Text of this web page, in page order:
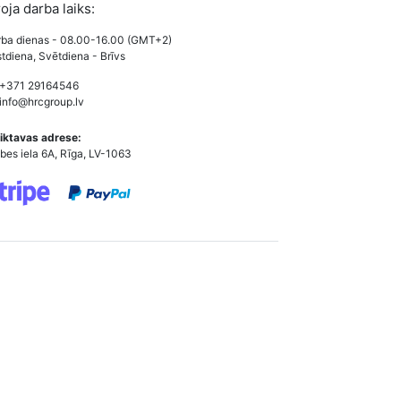
darba laiks:
dienas - 08.00-16.00 (GMT+2)
Svētdiena - Brīvs
29164546
info@hrcgroup.lv
adrese:
iela 6A, Rīga, LV-1063